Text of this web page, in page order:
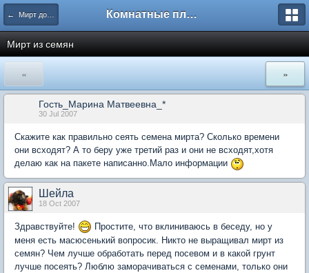
← Мирт дома твоего Комнатные плодовые экзоты
Мирт из семян
« »
Гость_Марина Матвеевна_*
30 Jul 2007
Скажите как правильно сеять семена мирта? Сколько времени
они всходят? А то беру уже третий раз и они не всходят,хотя
делаю как на пакете написанно.Мало информации
Шейла
18 Oct 2007
Здравствуйте!
Простите, что вклиниваюсь в беседу, но у
меня есть масюсенький вопросик. Никто не выращивал мирт из
семян? Чем лучше обработать перед посевом и в какой грунт
лучше посеять? Люблю заморачиваться с семенами, только они